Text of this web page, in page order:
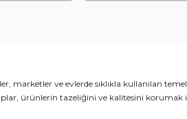
marketler ve evlerde sıklıkla kullanılan
ürünlerin tazeliğini ve kalitesini